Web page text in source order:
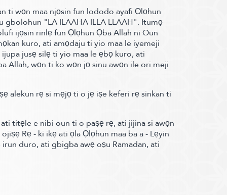
ti wọn maa njọsin fun lododo ayafi Ọlọhun
gbolohun "LA ILAAHA ILLA LLAAH". Itumọ
ijọsin rinlẹ fun Ọlọhun Ọba Allah ni Oun
kuro, ati amọdaju ti yio maa le iyemeji
jusẹ silẹ ti yio maa le ẹbọ kuro, ati
Allah, wọn ti ko wọn jọ sinu awọn ile ori meji
alekun rẹ si mẹjọ ti o jẹ iṣe keferi rẹ sinkan ti
titẹle e nibi oun ti o paṣẹ rẹ, ati jijina si awọn
Rẹ - ki ikẹ ati ọla Ọlọhun maa ba a - Lẹyin
duro, ati gbigba awẹ oṣu Ramadan, ati